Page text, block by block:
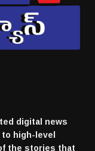
digital news
high-level
the stories that